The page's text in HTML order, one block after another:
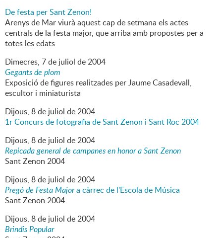
De festa per Sant Zenon!
Arenys de Mar viurà aquest cap de setmana els actes
centrals de la festa major, que arriba amb propostes per a
totes les edats
Dimecres, 7de juliol de2004
Gegants de plom
Exposició de figures realitzades per Jaume Casadevall,
escultor i miniaturista
Dijous, 8de juliol de2004
1r Concurs de fotografia de Sant Zenon i Sant Roc 2004
Dijous, 8de juliol de2004
Repicada general de campanes en honor a Sant Zenon
Sant Zenon 2004
Dijous, 8de juliol de2004
Pregó de Festa Majora càrrec de l'Escola de Música
Sant Zenon 2004
Dijous, 8de juliol de2004
Brindis Popular